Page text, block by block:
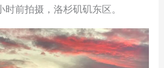
前拍摄，洛杉矶矶东区。